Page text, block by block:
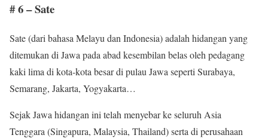
# 6 – Sate
Sate (dari bahasa Melayu dan Indonesia) adalah hidangan yang
ditemukan di Jawa pada abad kesembilan belas oleh pedagang
kaki lima di kota-kota besar di pulau Jawa seperti Surabaya,
Semarang, Jakarta, Yogyakarta…
Sejak Jawa hidangan ini telah menyebar ke seluruh Asia
Tenggara (Singapura, Malaysia, Thailand) serta di perusahaan